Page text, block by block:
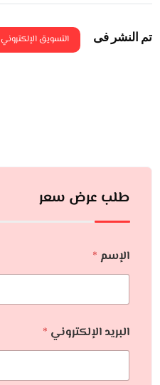
تم النشر فى التسويق الإلكتروني
طلب عرض سعر
الإسم *
البريد الإلكتروني *